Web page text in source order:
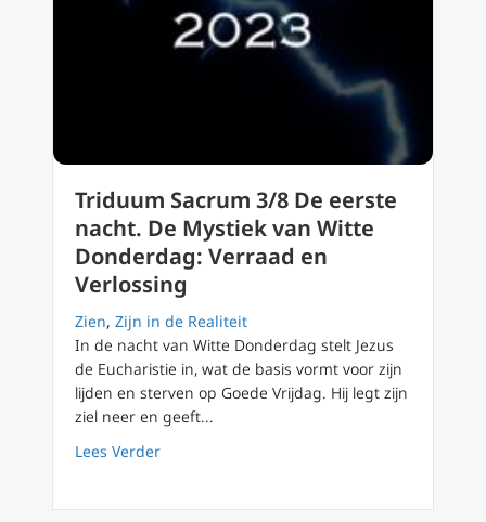
Triduum Sacrum 3/8 De eerste
nacht. De Mystiek van Witte
Donderdag: Verraad en
Verlossing
Zien, Zijn in de Realiteit
In de nacht van Witte Donderdag stelt Jezus
de Eucharistie in, wat de basis vormt voor zijn
lijden en sterven op Goede Vrijdag. Hij legt zijn
ziel neer en geeft...
Lees Verderabout Triduum Sacrum 3/8 De eerste